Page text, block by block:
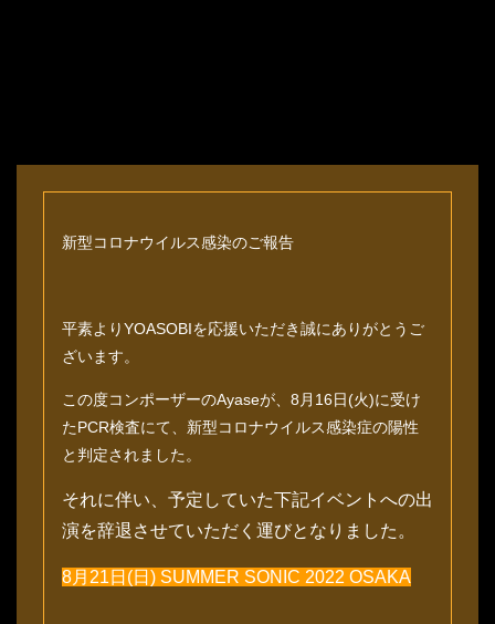
新型コロナウイルス感染のご報告
平素よりYOASOBIを応援いただき誠にありがとうご
ざいます。
この度コンポーザーのAyaseが、8月16日(火)に受け
たPCR検査にて、新型コロナウイルス感染症の陽性
と判定されました。
それに伴い、予定していた下記イベントへの出
演を辞退させていただく運びとなりました。
8月21日(日) SUMMER SONIC 2022 OSAKA